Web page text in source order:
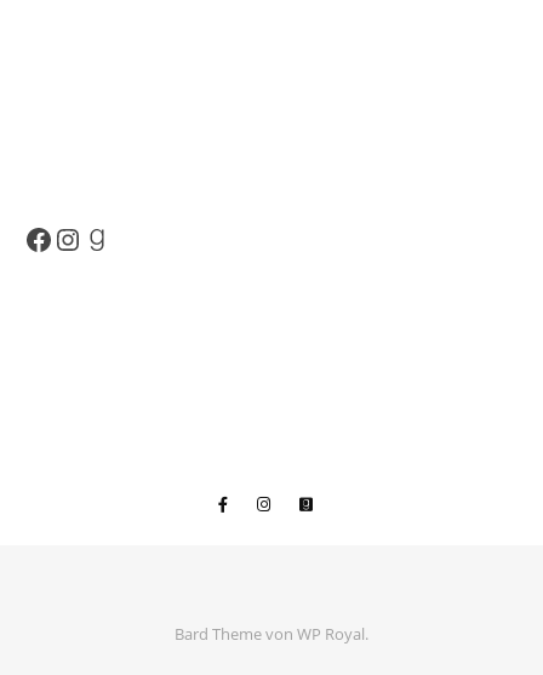
Facebook
Instagram
Goodreads
Bard Theme von WP Royal.